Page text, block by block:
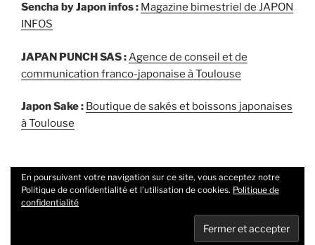
Sencha by Japon infos : Magazine bimestriel de JAPON
INFOS
JAPAN PUNCH SAS :Agence de conseil et de
communication franco-japonaise à Toulouse
Japon Sake : Boutique de sakés et boissons japonaises
à Toulouse
Politique de confidentialité
En poursuivant votre navigation sur ce site, vous acceptez notre
Politique de confidentialité et l’utilisation de cookies. Politique de
confidentialité